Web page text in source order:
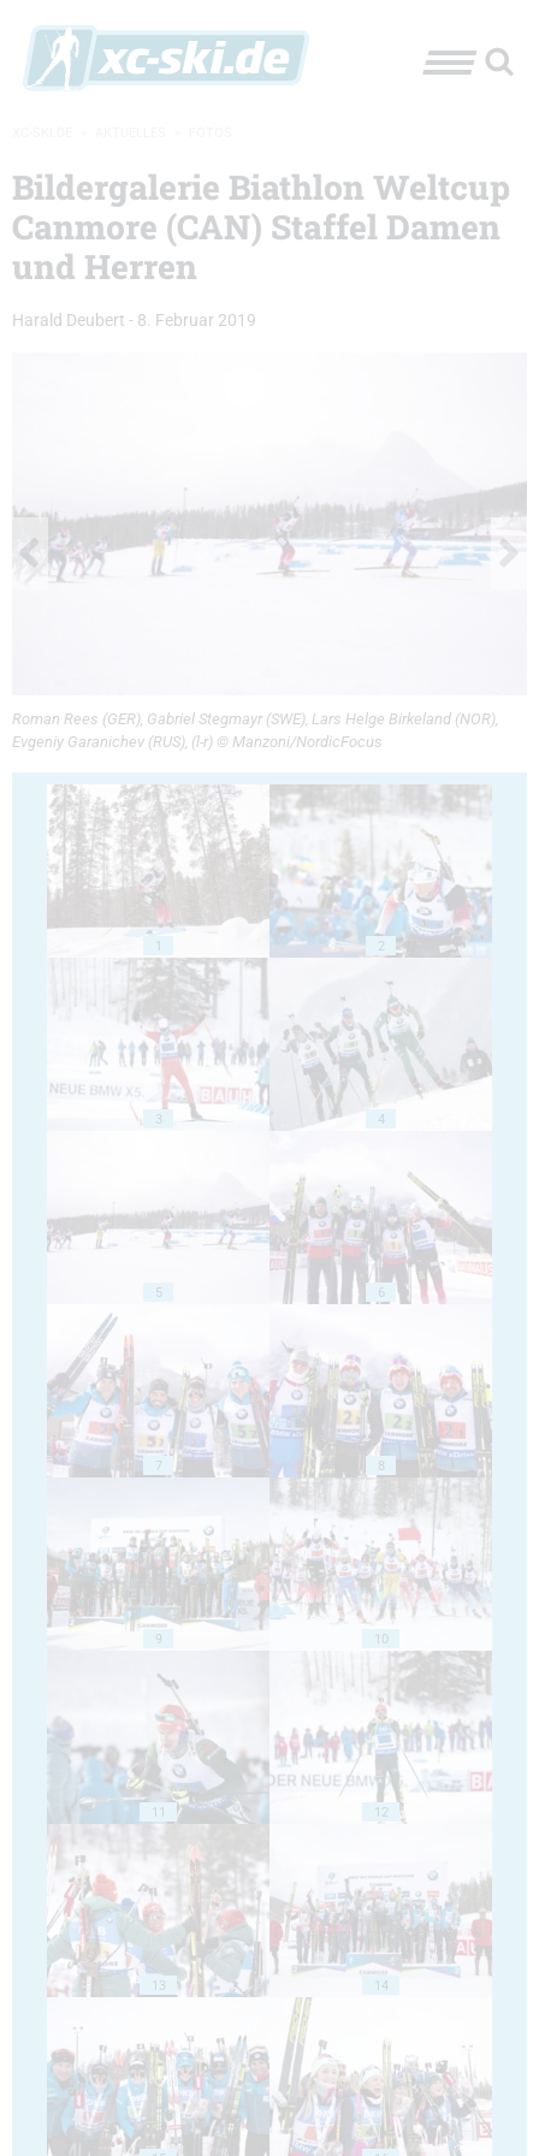
Bildergalerie Biathlon Weltcup
Canmore (CAN) Staffel Damen
und Herren
Harald Deubert - 8. Februar 2019
Roman Rees (GER), Gabriel Stegmayr (SWE), Lars Helge Birkeland (NOR),
Evgeniy Garanichev (RUS), (l-r) © Manzoni/NordicFocus
1 2
3 4
5 6
7 8
9 10
11 12
13 14